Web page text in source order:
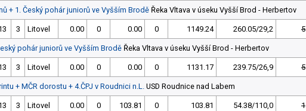
+ 1. Český pohár juniorů ve Vyšším BroděŘeka Vltava v úseku Vyšší Brod - Herbertov
3 Litovel 0.00 0 0.00 0 1149.24 260.05/29,2 5
pohár juniorů ve Vyšším BroděŘeka Vltava v úseku Vyšší Brod - Herbertov
3 Litovel 0.00 0 0.00 0 1131.17 239.75/26,9 5
+ MČR dorostu + 4.ČPJ v Roudnici n.L. USD Roudnice nad Labem
3 Litovel 0.00 0 103.81 0 103.81 54.38/110,0 1